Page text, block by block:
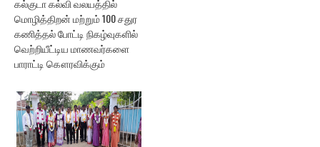
கல்குடா கல்வி வலயத்தில்
மொழித்திறன் மற்றும் 100 சதுர
கணித்தல் போட்டி நிகழ்வுகளில்
வெற்றியீட்டிய மாணவர்களை
பாராட்டி கௌரவிக்கும்